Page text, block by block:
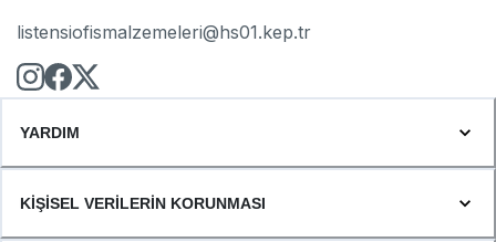
listensiofismalzemeleri@hs01.kep.tr
YARDIM
KİŞİSEL VERİLERİN KORUNMASI